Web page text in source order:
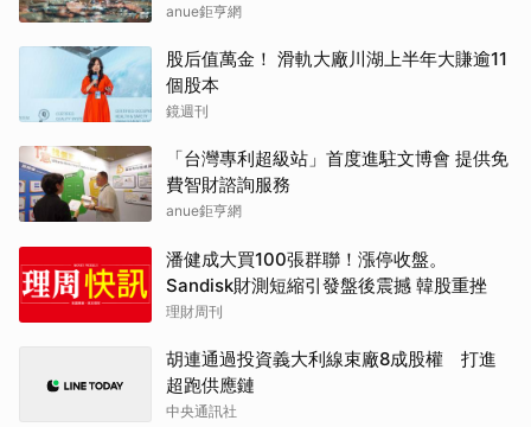
anue鉅亨網
股后值萬金！ 滑軌大廠川湖上半年大賺逾11
個股本
鏡週刊
「台灣專利超級站」首度進駐文博會 提供免
費智財諮詢服務
anue鉅亨網
潘健成大買100張群聯！漲停收盤。
Sandisk財測短縮引發盤後震撼 韓股重挫
理財周刊
胡連通過投資義大利線束廠8成股權 打進
超跑供應鏈
中央通訊社